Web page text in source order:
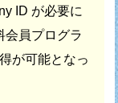
ID が必要に
会員プログラ
が可能となっ